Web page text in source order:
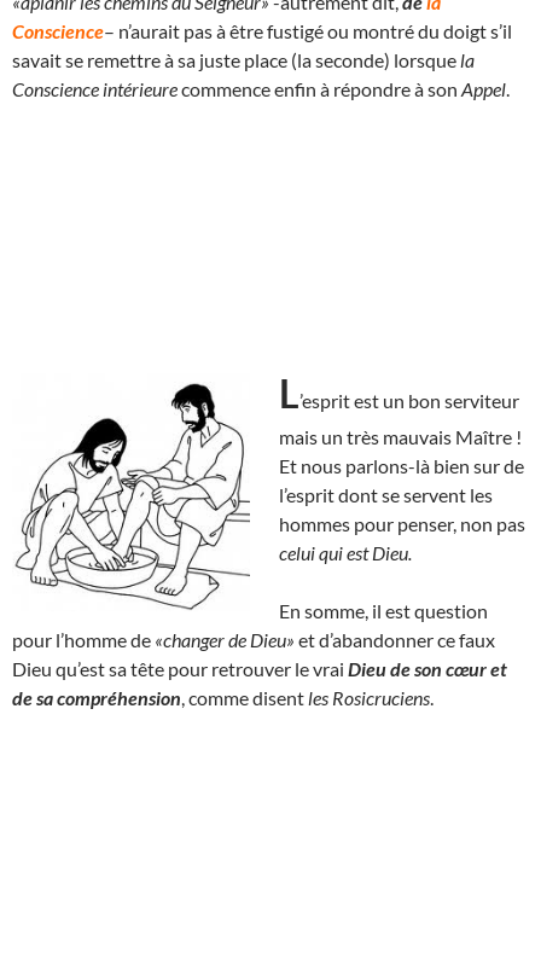
Conscience– n’aurait pas à être fustigé ou montré du doigt s’il
savait se remettre à sa juste place (la seconde) lorsque la
Conscience intérieurecommence enfin à répondre à son Appel
L’esprit est un bon serviteur
mais un très mauvais Maître !
Et nous parlons-là bien sur de
l’esprit dont se servent les
hommes pour penser, non pas
celui qui est Dieu.
En somme, il est question
pour l’homme de «changer de Dieu» et d’abandonner ce faux
Dieu qu’est sa tête pour retrouver le vrai Dieu de son cœur et
de sa compréhension , comme disent les Rosicruciens